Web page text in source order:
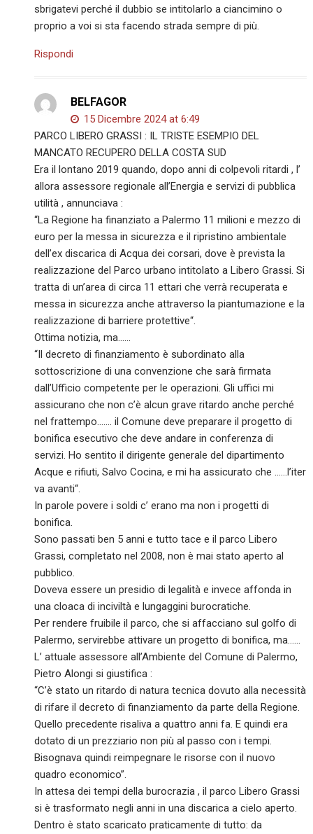
sbrigatevi perché il dubbio se intitolarlo a ciancimino o
proprio a voi si sta facendo strada sempre di più.
Rispondi
BELFAGOR
15 Dicembre 2024 at 6:49
PARCO LIBERO GRASSI : IL TRISTE ESEMPIO DEL
MANCATO RECUPERO DELLA COSTA SUD
Era il lontano 2019 quando, dopo anni di colpevoli ritardi , l’
allora assessore regionale all’Energia e servizi di pubblica
utilità , annunciava :
“La Regione ha finanziato a Palermo 11 milioni e mezzo di
euro per la messa in sicurezza e il ripristino ambientale
dell’ex discarica di Acqua dei corsari, dove è prevista la
realizzazione del Parco urbano intitolato a Libero Grassi. Si
tratta di un’area di circa 11 ettari che verrà recuperata e
messa in sicurezza anche attraverso la piantumazione e la
realizzazione di barriere protettive“.
Ottima notizia, ma……
“Il decreto di finanziamento è subordinato alla
sottoscrizione di una convenzione che sarà firmata
dall’Ufficio competente per le operazioni. Gli uffici mi
assicurano che non c’è alcun grave ritardo anche perché
nel frattempo……. il Comune deve preparare il progetto di
bonifica esecutivo che deve andare in conferenza di
servizi. Ho sentito il dirigente generale del dipartimento
Acque e rifiuti, Salvo Cocina, e mi ha assicurato che ……l’iter
va avanti“.
In parole povere i soldi c’ erano ma non i progetti di
bonifica.
Sono passati ben 5 anni e tutto tace e il parco Libero
Grassi, completato nel 2008, non è mai stato aperto al
pubblico.
Doveva essere un presidio di legalità e invece affonda in
una cloaca di inciviltà e lungaggini burocratiche.
Per rendere fruibile il parco, che si affacciano sul golfo di
Palermo, servirebbe attivare un progetto di bonifica, ma……
L’ attuale assessore all’Ambiente del Comune di Palermo,
Pietro Alongi si giustifica :
“C’è stato un ritardo di natura tecnica dovuto alla necessità
di rifare il decreto di finanziamento da parte della Regione.
Quello precedente risaliva a quattro anni fa. E quindi era
dotato di un prezziario non più al passo con i tempi.
Bisognava quindi reimpegnare le risorse con il nuovo
quadro economico”.
In attesa dei tempi della burocrazia , il parco Libero Grassi
si è trasformato negli anni in una discarica a cielo aperto.
Dentro è stato scaricato praticamente di tutto: da